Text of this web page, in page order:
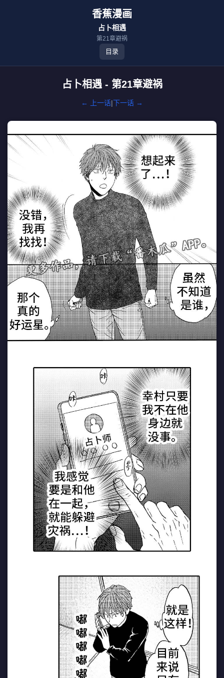
香蕉漫画
占卜相遇
第21章避祸
目录
占卜相遇 - 第21章避祸
← 上一话|下一话 →